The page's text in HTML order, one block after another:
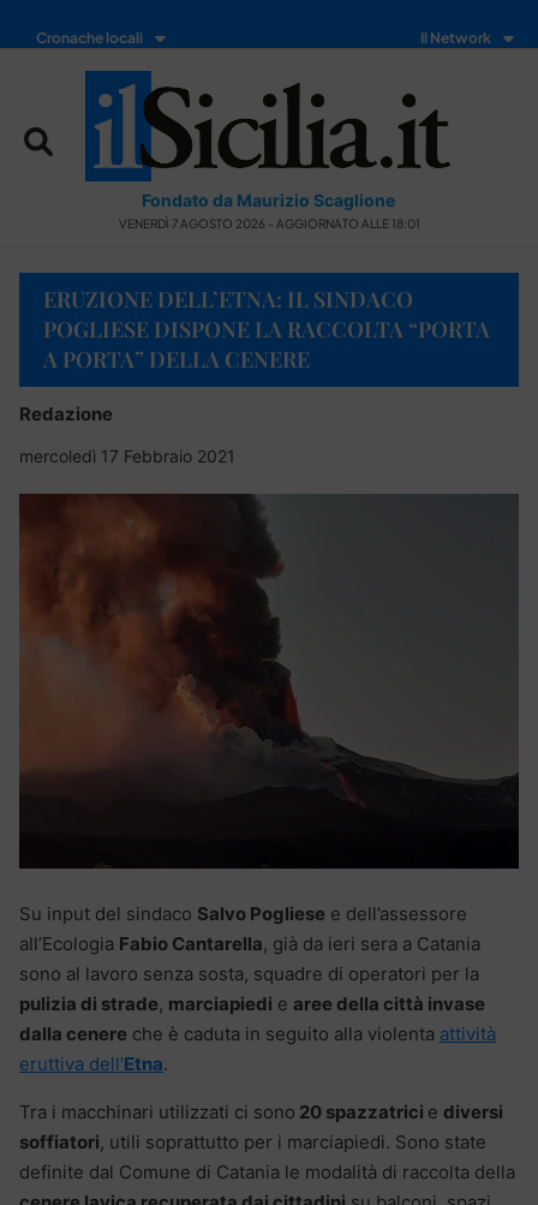
Cronache locali Il Network
Fondato da Maurizio Scaglione
VENERDÌ 7 AGOSTO 2026 - AGGIORNATO ALLE 18:01
ERUZIONE DELL’ETNA: IL SINDACO
POGLIESE DISPONE LA RACCOLTA “PORTA
A PORTA” DELLA CENERE
Redazione
mercoledì 17 Febbraio 2021
Su input del sindaco Salvo Pogliese e dell’assessore
all’Ecologia Fabio Cantarella, già da ieri sera a Catania
sono al lavoro senza sosta, squadre di operatori per la
pulizia di strade, marciapiedi e aree della città invase
dalla cenere che è caduta in seguito alla violenta attività
eruttiva dell’Etna.
Tra i macchinari utilizzati ci sono 20 spazzatrici e diversi
soffiatori, utili soprattutto per i marciapiedi. Sono state
definite dal Comune di Catania le modalità di raccolta della